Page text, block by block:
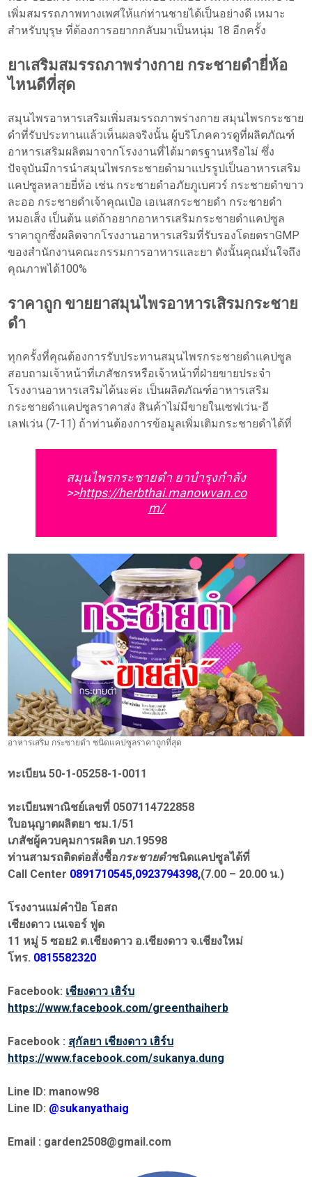
เพิ่มสมรรถภาพทางเพศให้แก่ท่านชายได้เป็นอย่างดี เหมาะ
สำหรับบุรุษ ที่ต้องการอยากกลับมาเป็นหนุ่ม 18 อีกครั้ง
ยาเสริมสมรรถภาพร่างกาย กระชายดำยี่ห้อ
ไหนดีที่สุด
สมุนไพรอาหารเสริมเพิ่มสมรรถภาพร่างกาย สมุนไพรกระชาย
ดำที่รับประทานแล้วเห็นผลจริงนั้น ผู้บริโภคควรดูที่ผลิตภัณฑ์
อาหารเสริมผลิตมาจากโรงงานที่ได้มาตรฐานหรือไม่ ซึ่ง
ปัจจุบันมีการนำสมุนไพรกระชายดำมาแปรรูปเป็นอาหารเสริม
แคปซูลหลายยี่ห้อ เช่น กระชายดำอภัยภูเบศวร์ กระชายดำขาว
ละออ กระชายดำเจ้าคุณเป๋อ เอเนสกระชายดำ กระชายดำ
หมอเส็ง เป็นต้น แต่ถ้าอยากอาหารเสริมกระชายดำแคปซูล
ราคาถูกซึ่งผลิตจากโรงงานอาหารเสริมที่รับรองโดยตราGMP
ของสำนักงานคณะกรรมการอาหารและยา ดังนั้นคุณมั่นใจถึง
คุณภาพได้100%
ราคาถูก ขายยาสมุนไพรอาหารเสิรมกระชาย
ดำ
ทุกครั้งที่คุณต้องการรับประทานสมุนไพรกระชายดำแคปซูล
สอบถามเจ้าหน้าที่เภสัชกรหรือเจ้าหน้าที่ฝ่ายขายประจำ
โรงงานอาหารเสริมได้นะค่ะ เป็นผลิตภัณฑ์อาหารเสริม
กระชายดำแคปซูลราคาส่ง สินค้าไม่มีขายในเซฟเว่น-อี
เลฟเว่น (7-11) ถ้าท่านต้องการข้อมูลเพิ่มเติมกระชายดำได้ที่
สมุนไพรกระชายดำ ยาบำรุงกำลัง
>>https://herbthai.manowvan.co
m/
อาหารเสริม กระชายดำ ชนิดแคปซูลราคาถูกที่สุด
ทะเบียน 50-1-05258-1-0011
ทะเบียนพาณิชย์เลขที่ 0507114722858
ใบอนุญาตผลิตยา ชม.1/51
เภสัชผู้ควบคุมการผลิต บภ.19598
ท่านสามรถติดต่อสั่งซื้อกระชายดำชนิดแคปซูลได้ที่
Call Center 0891710545,0923794398,(7.00 – 20.00 น.)
โรงงานแม่คำป้อ โอสถ
เชียงดาว เนเจอร์ ฟูด
11 หมู่ 5 ซอย2 ต.เชียงดาว อ.เชียงดาว จ.เชียงใหม่
โทร. 0815582320
Facebook: เชียงดาว เฮิร์บ
https://www.facebook.com/greenthaiherb
Facebook : สุกัลยา เชียงดาว เฮิร์บ
https://www.facebook.com/sukanya.dung
Line ID: manow98
Line ID: @sukanyathaig
Email : garden2508@gmail.com